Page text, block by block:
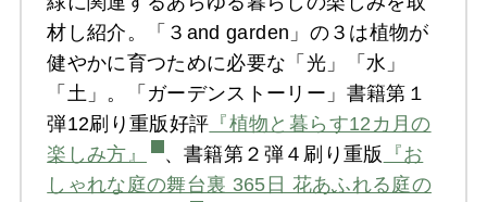
材し紹介。「３and garden」の３は植物が
健やかに育つために必要な「光」「水」
「土」。「ガーデンストーリー」書籍第１
弾12刷り重版好評 『植物と暮らす12カ月の
楽しみ方』
、書籍第２弾４刷り重版
『お
しゃれな庭の舞台裏 365日 花あふれる庭の